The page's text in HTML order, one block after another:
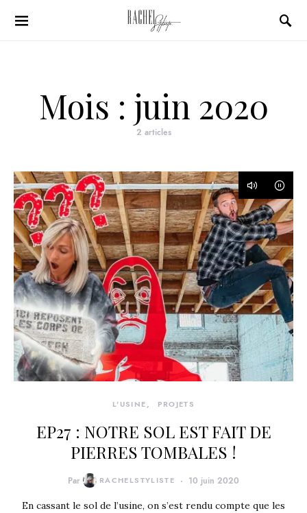
Search for:
Mois : juin 2020
2 articles
L'USINE PROJETS
EP27 : NOTRE SOL EST FAIT DE
PIERRES TOMBALES !
Par RACHELSTYLISTE 10 juin 2020
En cassant le sol de l’usine, on s’est rendu compte que les